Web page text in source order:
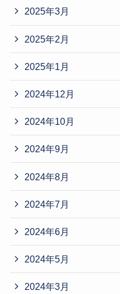
2025年3月
2025年2月
2025年1月
2024年12月
2024年10月
2024年9月
2024年8月
2024年7月
2024年6月
2024年5月
2024年3月